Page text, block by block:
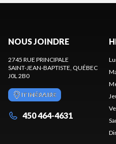
NOUS JOINDRE
2745 RUE PRINCIPALE
SAINT-JEAN-BAPTISTE , QUÉBEC
J0L 2B0
ITINÉRAIRE
450 464-4631